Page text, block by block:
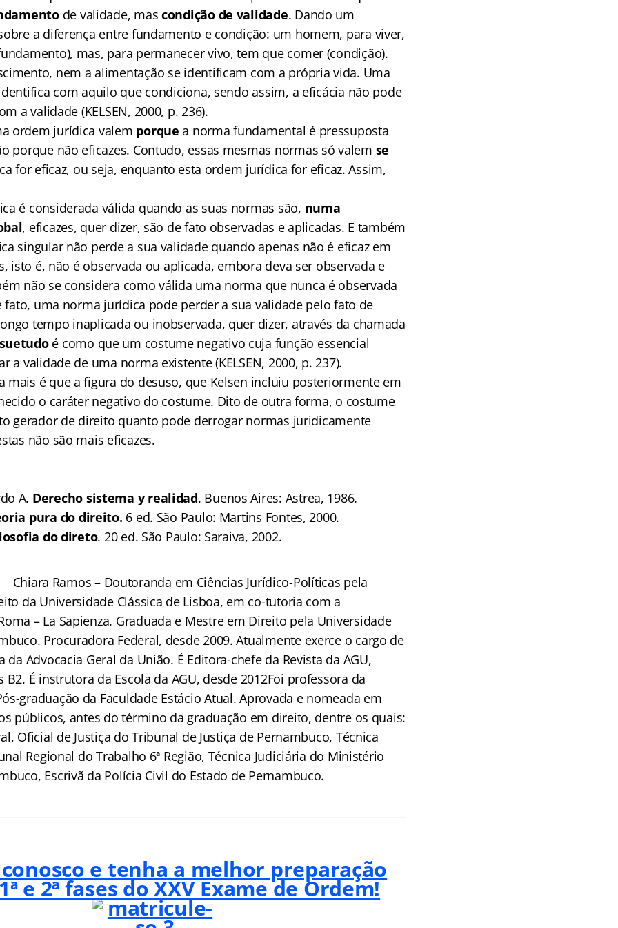
de validade, mas condição de validade. Dando um
a diferença entre fundamento e condição: um homem, para viver,
mas, para permanecer vivo, tem que comer (condição).
nem a alimentação se identificam com a própria vida. Uma
com aquilo que condiciona, sendo assim, a eficácia não pode
a validade (KELSEN, 2000, p. 236).
ordem jurídica valem porque a norma fundamental é pressuposta
porque não eficazes. Contudo, essas mesmas normas só valem se
for eficaz, ou seja, enquanto esta ordem jurídica for eficaz. Assim,
é considerada válida quando as suas normas são, numa
, eficazes, quer dizer, são de fato observadas e aplicadas. E também
singular não perde a sua validade quando apenas não é eficaz em
isto é, não é observada ou aplicada, embora deva ser observada e
não se considera como válida uma norma que nunca é observada
fato, uma norma jurídica pode perder a sua validade pelo fato de
tempo inaplicada ou inobservada, quer dizer, através da chamada
é como que um costume negativo cuja função essencial
a validade de uma norma existente (KELSEN, 2000, p. 237).
mais é que a figura do desuso, que Kelsen incluiu posteriormente em
o caráter negativo do costume. Dito de outra forma, o costume
gerador de direito quanto pode derrogar normas juridicamente
não são mais eficazes.
A. Derecho sistema y realidad. Buenos Aires: Astrea, 1986.
pura do direito. 6 ed. São Paulo: Martins Fontes, 2000.
do direto. 20 ed. São Paulo: Saraiva, 2002.
Chiara Ramos – Doutoranda em Ciências Jurídico-Políticas pela
da Universidade Clássica de Lisboa, em co-tutoria com a
– La Sapienza. Graduada e Mestre em Direito pela Universidade
Procuradora Federal, desde 2009. Atualmente exerce o cargo de
da Advocacia Geral da União. É Editora-chefe da Revista da AGU,
É instrutora da Escola da AGU, desde 2012Foi professora da
graduação da Faculdade Estácio Atual. Aprovada e nomeada em
públicos, antes do término da graduação em direito, dentre os quais:
Oficial de Justiça do Tribunal de Justiça de Pernambuco, Técnica
Regional do Trabalho 6ª Região, Técnica Judiciária do Ministério
Escrivã da Polícia Civil do Estado de Pernambuco.
e tenha a melhor preparação
e 2ª fases do XXV Exame de Ordem!